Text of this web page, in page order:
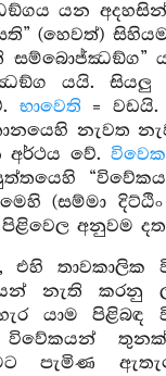
යන
(හෙවත්)
සම්බොජ්ඣඞ්ග”
යයි. සියලු
භාවෙති =
නැවත
අර්ථය වේ.
“විවේකය
(සම්මා
අනුවම
එහි තාවකාලික
නැති කරනු
යාම පිළිබඳ
පැමිණ